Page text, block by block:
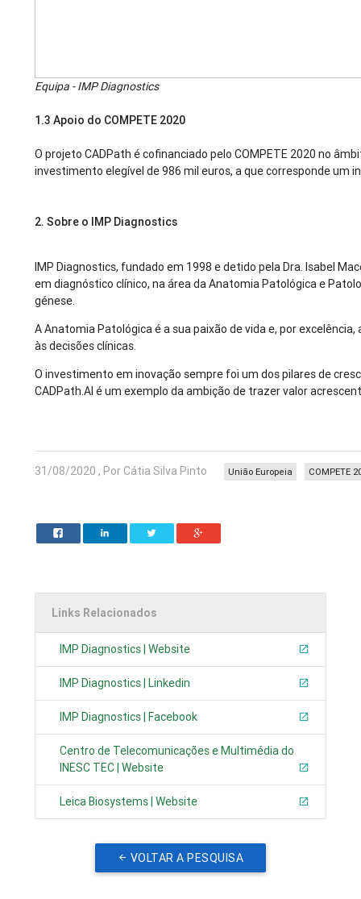
Equipa - IMP Diagnostics
1.3 Apoio do COMPETE 2020
O projeto CADPath é cofinanciado pelo COMPETE 2020 no
investimento elegível de 986 mil euros, a que corresponde um
2. Sobre o IMP Diagnostics
IMP Diagnostics, fundado em 1998 e detido pela Dra. Isabel
em diagnóstico clínico, na área da Anatomia Patológica e
génese.
A Anatomia Patológica é a sua paixão de vida e, por
às decisões clínicas.
O investimento em inovação sempre foi um dos pilares de
CADPath.AI é um exemplo da ambição de trazer valor
31/08/2020 , Por Cátia Silva Pinto COMPETE
União Europeia
Links Relacionados
IMP Diagnostics | Website
IMP Diagnostics | Linkedin
IMP Diagnostics | Facebook
Centro de Telecomunicações e Multimédia do
INESC TEC | Website
Leica Biosystems | Website
VOLTAR A PESQUISA